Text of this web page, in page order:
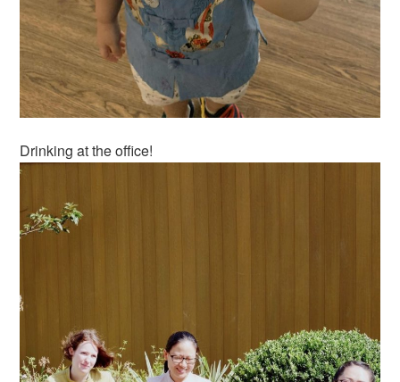
Drinking at the office!